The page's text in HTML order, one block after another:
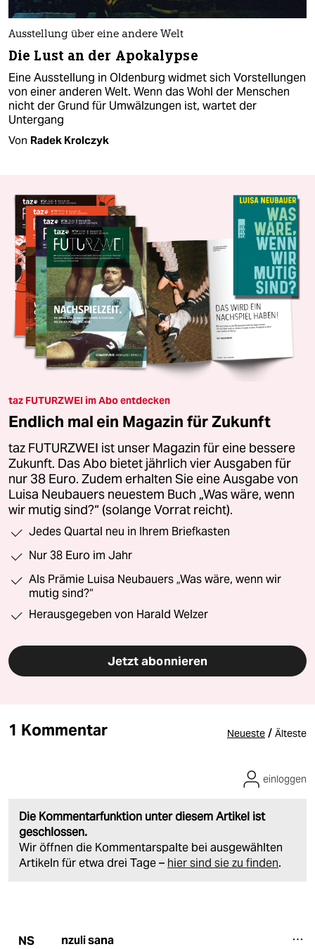
Ausstellung über eine andere Welt
Die Lust an der Apokalypse
Eine Ausstellung in Oldenburg widmet sich Vorstellungen
von einer anderen Welt. Wenn das Wohl der Menschen
nicht der Grund für Umwälzungen ist, wartet der
Untergang
Von Radek Krolczyk
taz FUTURZWEI im Abo entdecken
Endlich mal ein Magazin für Zukunft
taz FUTURZWEI ist unser Magazin für eine bessere
Zukunft. Das Abo bietet jährlich vier Ausgaben für
nur 38 Euro. Zudem erhalten Sie eine Ausgabe von
Luisa Neubauers neuestem Buch „Was wäre, wenn
wir mutig sind?“ (solange Vorrat reicht).
Jedes Quartal neu in Ihrem Briefkasten
Nur 38 Euro im Jahr
Als Prämie Luisa Neubauers „Was wäre, wenn wir
mutig sind?“
Herausgegeben von Harald Welzer
Jetzt abonnieren
1 Kommentar Neueste / Älteste
Die Kommentarfunktion unter diesem Artikel ist
geschlossen.
Wir öffnen die Kommentarspalte bei ausgewählten
Artikeln für etwa drei Tage – hier sind sie zu finden.
einloggen
NS nzuli sana